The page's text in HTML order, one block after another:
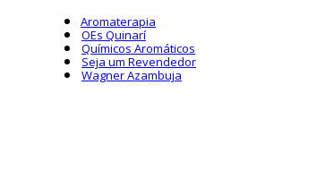
Aromaterapia
OEs Quinarí
Químicos Aromáticos
Seja um Revendedor
Wagner Azambuja